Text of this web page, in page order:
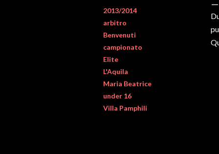
2013/2014
arbitro
Benvenuti
campionato
Elite
L'Aquila
Maria Beatrice
under 16
Villa Pamphili